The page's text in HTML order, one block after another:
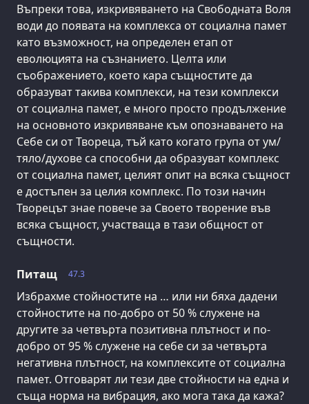
Въпреки това, изкривяването на Свободната Воля
води до появата на комплекса от социална памет
като възможност, на определен етап от
еволюцията на съзнанието. Целта или
съображението, което кара същностите да
образуват такива комплекси, на тези комплекси
от социална памет, е много просто продължение
на основното изкривяване към опознаването на
Себе си от Твореца, тъй като когато група от ум/
тяло/духове са способни да образуват комплекс
от социална памет, целият опит на всяка същност
е достъпен за целия комплекс. По този начин
Творецът знае повече за Своето творение във
всяка същност, участваща в тази общност от
същности.
47.3
Питащ
Избрахме стойностите на … или ни бяха дадени
стойностите на по-добро от 50 % служене на
другите за четвърта позитивна плътност и по-
добро от 95 % служене на себе си за четвърта
негативна плътност, на комплексите от социална
памет. Отговарят ли тези две стойности на една и
съща норма на вибрация, ако мога така да кажа?